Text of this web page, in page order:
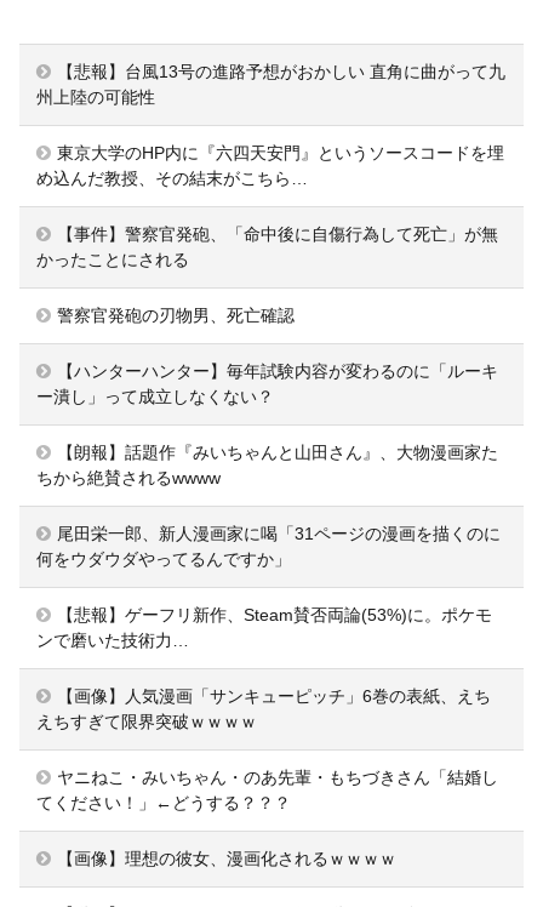
【悲報】台風13号の進路予想がおかしい 直角に曲がって九
州上陸の可能性
東京大学のHP内に『六四天安門』というソースコードを埋
め込んだ教授、その結末がこちら…
【事件】警察官発砲、「命中後に自傷行為して死亡」が無
かったことにされる
警察官発砲の刃物男、死亡確認
【ハンターハンター】毎年試験内容が変わるのに「ルーキ
ー潰し」って成立しなくない？
【朗報】話題作『みいちゃんと山田さん』、大物漫画家た
ちから絶賛されるwwww
尾田栄一郎、新人漫画家に喝「31ページの漫画を描くのに
何をウダウダやってるんですか」
【悲報】ゲーフリ新作、Steam賛否両論(53%)に。ポケモ
ンで磨いた技術力…
【画像】人気漫画「サンキューピッチ」6巻の表紙、えち
えちすぎて限界突破ｗｗｗｗ
ヤニねこ・みいちゃん・のあ先輩・もちづきさん「結婚し
てください！」←どうする？？？
【画像】理想の彼女、漫画化されるｗｗｗｗ